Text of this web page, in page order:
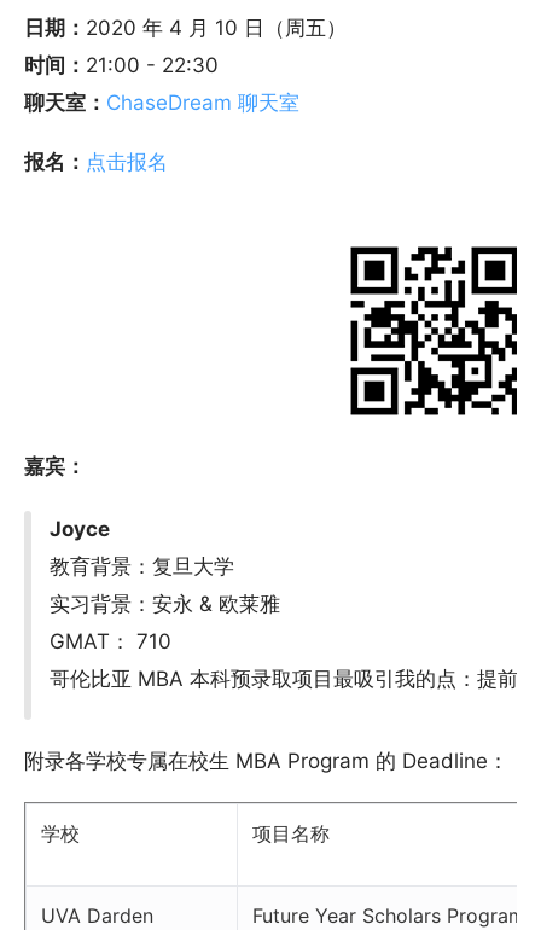
日期： 2020 年 4 月 10 日（周五）
时间： 21:00 - 22:30
聊天室： ChaseDream 聊天室
报名： 点击报名
嘉宾：
Joyce
教育背景：复旦大学
实习背景：安永 & 欧莱雅
GMAT： 710
哥伦比亚 MBA 本科预录取项目最吸引我的点：提前
附录各学校专属在校生 MBA Program 的 Deadline：
学校 项目名称
UVA Darden Future Year Scholars Program